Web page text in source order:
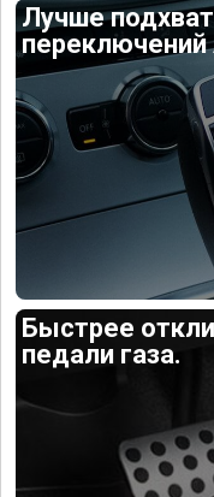
Лучше
Быстрее
педали газа.